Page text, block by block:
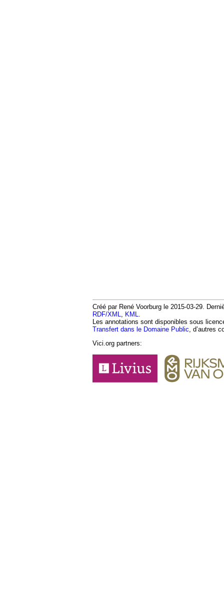
Créé par René Voorburg le 2015-03-29.
RDF/XML, KML.
Les annotations sont disponibles sous
Transfert dans le Domaine Public, d’autres
Vici.org partners: